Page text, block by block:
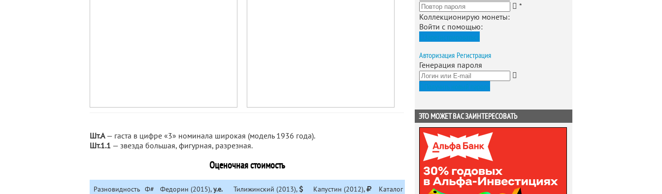
Шт.А— гаста в цифре «3» номинала широкая (модель 1936 года).
Шт.1.1 — звезда большая, фигурная, разрезная.
Оценочная стоимость
Разновидность Ф# Федорин (2015),у.е. Тилижинский (2013), Капустин (2012), Каталог
*
Коллекционирую монеты:
Войти с помощью:
Авторизация Регистрация
Генерация пароля
ЭТО МОЖЕТ ВАС ЗАИНТЕРЕСОВАТЬ